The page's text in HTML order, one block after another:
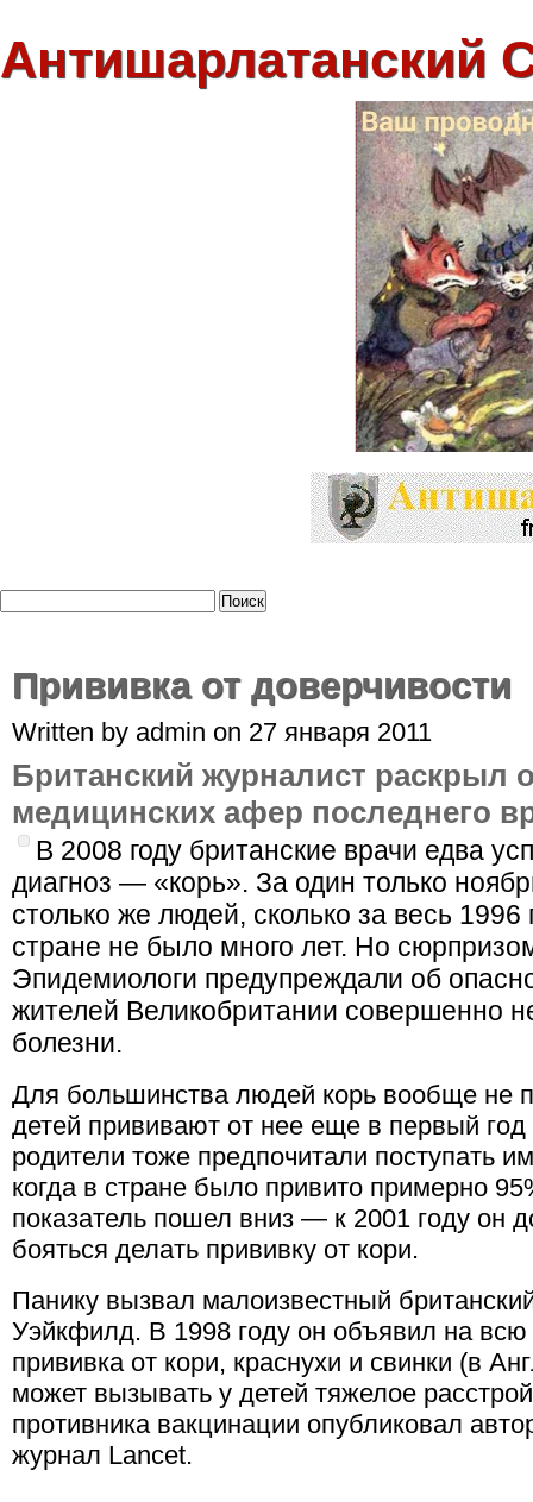
Антишарлатанский
Прививка от доверчивости
Written by admin on 27 января 2011
Британский журналист раскрыл
медицинских афер последнего
В 2008 году британские врачи едва
диагноз — «корь». За один только
столько же людей, сколько за весь
стране не было много лет. Но
Эпидемиологи предупреждали об
жителей Великобритании совершенно
болезни.
Для большинства людей корь вообще не
детей прививают от нее еще в первый
родители тоже предпочитали поступать
когда в стране было привито примерно
показатель пошел вниз — к 2001 году он
бояться делать прививку от кори.
Панику вызвал малоизвестный
Уэйкфилд. В 1998 году он объявил на всю
прививка от кори, краснухи и свинки (в
может вызывать у детей тяжелое
противника вакцинации опубликовал
журнал Lancet.